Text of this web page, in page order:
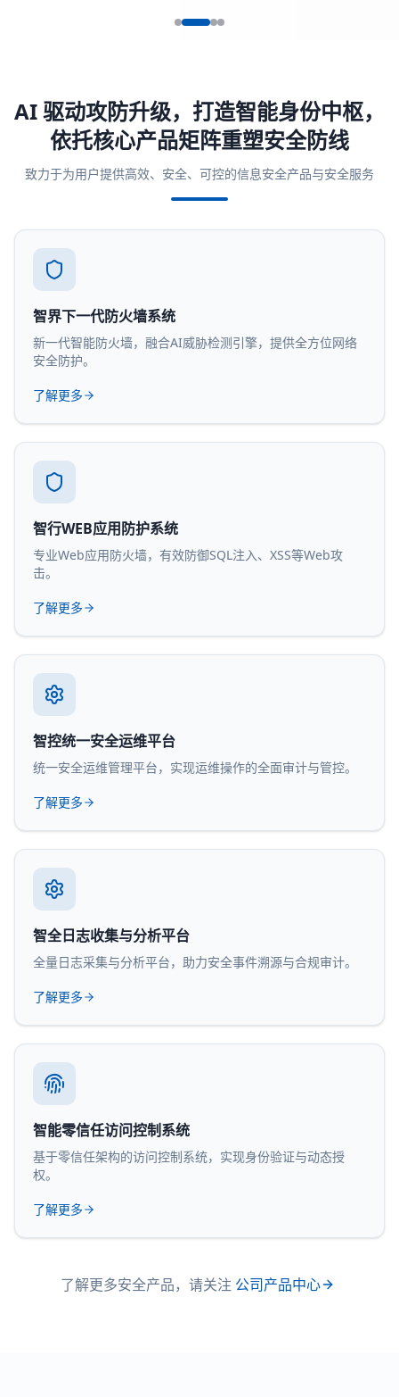
AI 驱动攻防升级，打造智能身份中枢，
依托核心产品矩阵重塑安全防线
致力于为用户提供高效、安全、可控的信息安全产品与安全服务
智界下一代防火墙系统
新一代智能防火墙，融合AI威胁检测引擎，提供全方位网络
安全防护。
了解更多
智行WEB应用防护系统
专业Web应用防火墙，有效防御SQL注入、XSS等Web攻
击。
了解更多
智控统一安全运维平台
统一安全运维管理平台，实现运维操作的全面审计与管控。
了解更多
智全日志收集与分析平台
全量日志采集与分析平台，助力安全事件溯源与合规审计。
了解更多
智能零信任访问控制系统
基于零信任架构的访问控制系统，实现身份验证与动态授
权。
了解更多
了解更多安全产品，请关注 公司产品中心